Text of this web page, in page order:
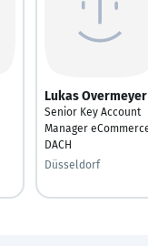
Lukas Overmeyer
Senior Key Account
Manager
DACH
Düsseldorf